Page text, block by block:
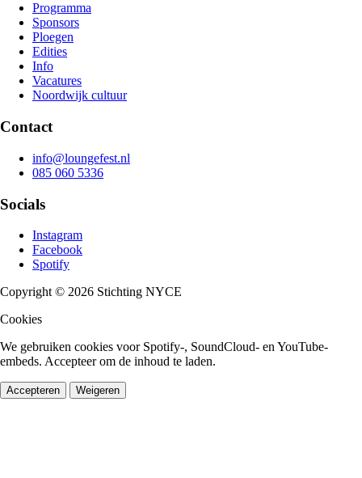
Programma
Sponsors
Ploegen
Edities
Info
Vacatures
Noordwijk cultuur
Contact
info@loungefest.nl
085 060 5336
Socials
Instagram
Facebook
Spotify
Copyright © 2026 Stichting NYCE
Cookies
We gebruiken cookies voor Spotify-, SoundCloud- en YouTube-
embeds. Accepteer om de inhoud te laden.
Accepteren Weigeren